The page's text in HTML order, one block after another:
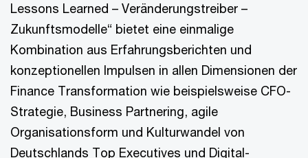
Lessons Learned – Veränderungstreiber –
Zukunftsmodelle“ bietet eine einmalige
Kombination aus Erfahrungsberichten und
konzeptionellen Impulsen in allen Dimensionen der
Finance Transformation wie beispielsweise CFO-
Strategie, Business Partnering, agile
Organisationsform und Kulturwandel von
Deutschlands Top Executives und Digital-